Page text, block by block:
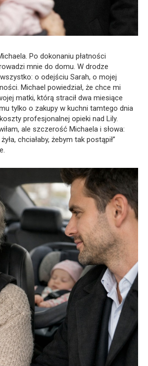
Po dokonaniu płatności
mnie do domu. W drodze
o odejściu Sarah, o mojej
Michael powiedział, że chce mi
matki, którą stracił dwa miesiące
tylko o zakupy w kuchni tamtego dnia
profesjonalnej opieki nad Lily.
ale szczerość Michaela i słowa:
chciałaby, żebym tak postąpił”